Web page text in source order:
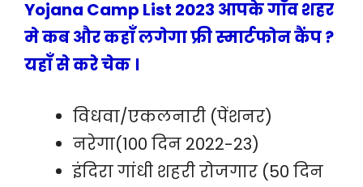
Yojana Camp List 2023 आपके गाँव शहर
मे कब और कहाँ लगेगा फ्री स्मार्टफोन कैंप ?
यहाँ से करे चेक ।
विधवा/एकलनारी (पेंशनर)
नरेगा(100 दिन 2022-23)
इंदिरा गांधी शहरी रोजगार (50 दिन